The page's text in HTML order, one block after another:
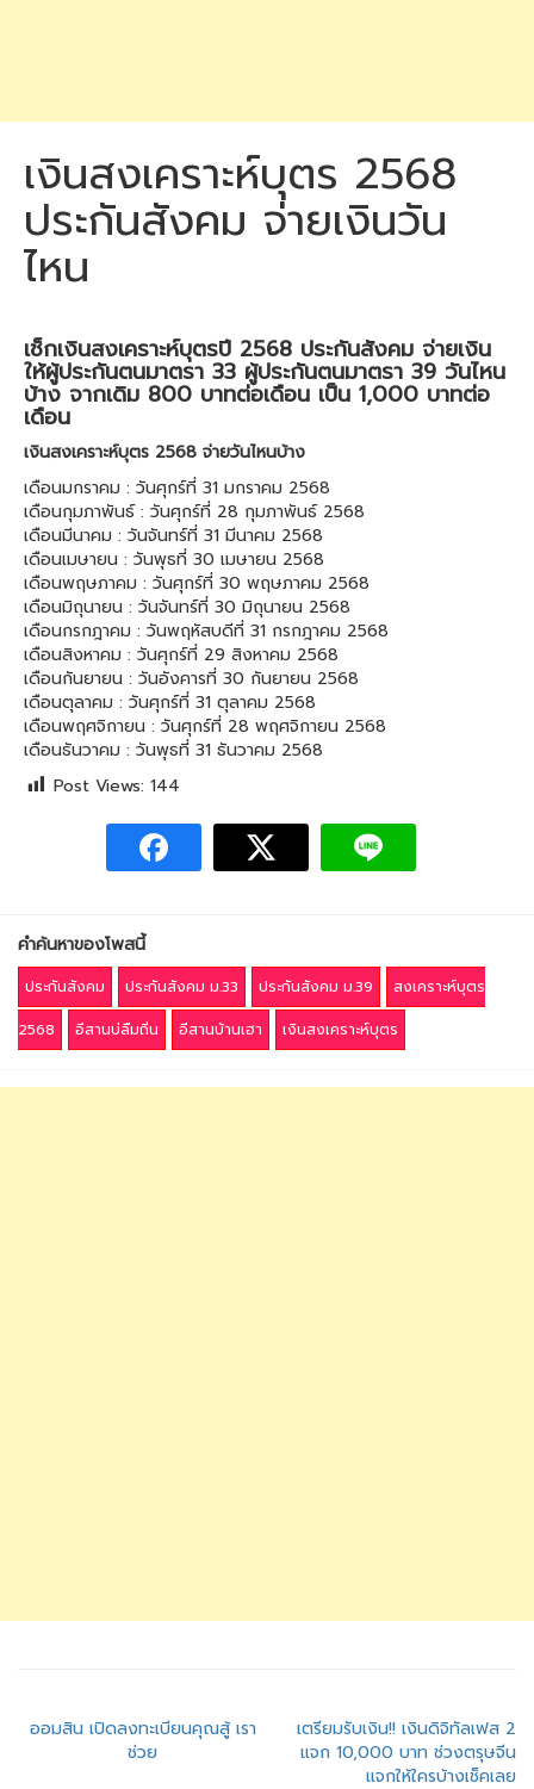
เงินสงเคราะห์บุตร 2568
ประกันสังคม จ่ายเงินวัน
ไหน
เช็กเงินสงเคราะห์บุตรปี 2568 ประกันสังคม จ่ายเงิน
ให้ผู้ประกันตนมาตรา 33 ผู้ประกันตนมาตรา 39 วันไหน
บ้าง จากเดิม 800 บาทต่อเดือน เป็น 1,000 บาทต่อ
เดือน
เงินสงเคราะห์บุตร 2568 จ่ายวันไหนบ้าง
เดือนมกราคม : วันศุกร์ที่ 31 มกราคม 2568
เดือนกุมภาพันธ์ : วันศุกร์ที่ 28 กุมภาพันธ์ 2568
เดือนมีนาคม : วันจันทร์ที่ 31 มีนาคม 2568
เดือนเมษายน : วันพุธที่ 30 เมษายน 2568
เดือนพฤษภาคม : วันศุกร์ที่ 30 พฤษภาคม 2568
เดือนมิถุนายน : วันจันทร์ที่ 30 มิถุนายน 2568
เดือนกรกฎาคม : วันพฤหัสบดีที่ 31 กรกฎาคม 2568
เดือนสิงหาคม : วันศุกร์ที่ 29 สิงหาคม 2568
เดือนกันยายน : วันอังคารที่ 30 กันยายน 2568
เดือนตุลาคม : วันศุกร์ที่ 31 ตุลาคม 2568
เดือนพฤศจิกายน : วันศุกร์ที่ 28 พฤศจิกายน 2568
เดือนธันวาคม : วันพุธที่ 31 ธันวาคม 2568
Post Views: 144
คำค้นหาของโพสนี้
ประกันสังคม ประกันสังคม ม.33 ประกันสังคม ม.39
สงเคราะห์บุตร
2568
อีสานบ่ลืมถิ่น อีสานบ้านเฮา เงินสงเคราะห์บุตร
แนะแนว
ออมสิน เปิดลงทะเบียนคุณสู้ เรา
ช่วย
เตรียมรับเงิน!! เงินดิจิทัลเฟส 2
แจก 10,000 บาท ช่วงตรุษจีน
แจกให้ใครบ้างเช็คเลย